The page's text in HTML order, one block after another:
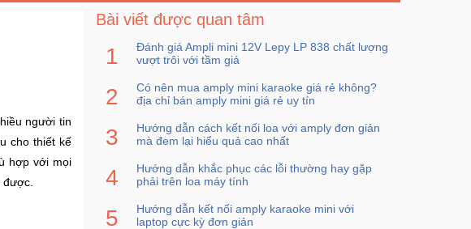
người tin
cho thiết kế
hợp với mọi
Bài viết được quan tâm
Đánh giá Ampli mini 12V Lepy LP 838 chất lượng
vượt trôi với tầm giá
Có nên mua amply mini karaoke giá rẻ không?
địa chỉ bán amply mini giá rẻ uy tín
Hướng dẫn cách kết nối loa với amply đơn giản
mà đem lại hiểu quả cao nhất
Hướng dẫn khắc phục các lỗi thường hay gặp
phải trên loa máy tính
Hướng dẫn kết nối amply karaoke mini với
laptop cực kỳ đơn giản